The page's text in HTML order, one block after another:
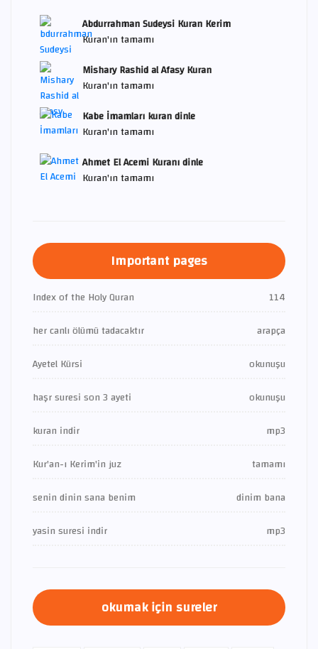
Abdurrahman Sudeysi Kuran Kerim
Kuran'ın tamamı
Mishary Rashid al Afasy Kuran
Kuran'ın tamamı
Kabe İmamları kuran dinle
Kuran'ın tamamı
Ahmet El Acemi Kuranı dinle
Kuran'ın tamamı
Important pages
Index of the Holy Quran
114
her canlı ölümü tadacaktır
arapça
Ayetel Kürsi
okunuşu
haşr suresi son 3 ayeti
okunuşu
kuran indir
mp3
Kur'an-ı Kerim'in juz
tamamı
senin dinin sana benim
dinim bana
yasin suresi indir
mp3
okumak için sureler